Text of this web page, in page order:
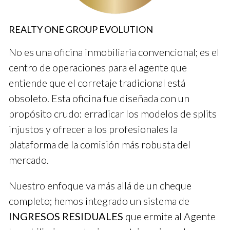
Caso práctico: Ana y su éxito en Realty One
Ana se unió a Realty One Group Evolution hace tres años. Al
principio, luchó con las ventas, pero decidió enfocarse en el
servicio al cliente. Su enfoque le ayudó a construir relaciones
sólidas con sus clientes. Ahora es una de las agentes más
exitosas en su oficina.
¿Te gustaría conocer más sobre mi experiencia?
Estoy aquí para ayudarte.
Caso práctico: Luis y su trayectoria
Luis llegó al sector sin experiencia previa. Tomó cursos
intensivos durante seis meses antes de obtener su licencia. A
REALTY ONE GROUP EVOLUTION
No es una oficina inmobiliaria convencional; es el
centro de operaciones para el agente que
entiende que el corretaje tradicional está
obsoleto. Esta oficina fue diseñada con un
propósito crudo: erradicar los modelos de splits
injustos y ofrecer a los profesionales la
plataforma de la comisión más robusta del
mercado.
Nuestro enfoque va más allá de un cheque
completo; hemos integrado un sistema de
INGRESOS RESIDUALES que ermite al Agente